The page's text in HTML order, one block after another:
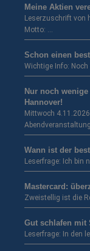
Meine Aktien
Leserzuschrift von
Motto: …
Schon einen
Wichtige Info:
Nur noch
Hannover!
Mittwoch
Wann ist der
Leserfrage: Ich bin
Mastercard:
Zweistellig ist die
Gut schlafen mit
Leserfrage: In den